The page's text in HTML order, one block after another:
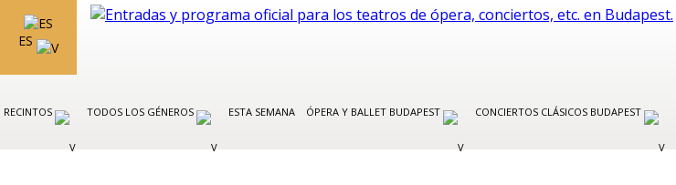
ES
RECINTOS TODOS LOS GÉNEROS ESTA SEMANA ÓPERA Y BALLET BUDAPEST CONCIERTOS CLÁSICOS BUDAPEST